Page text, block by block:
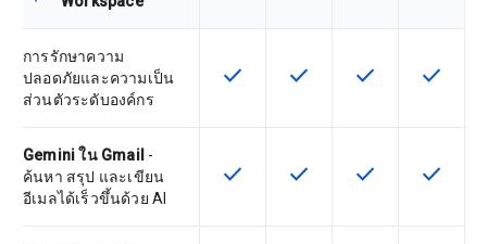
การรักษาความ
ปลอดภัยและความเป็น
ส่วนตัวระดับองค์กร
ฟีเจอร์นี้ใช้ได้กับ SKU
check ฟีเจอร์นี้ใช้ได้กับ SKU
check ฟีเจอร์นี้ใช้ได้กับ
check ฟีเจอร์นี้
check
Gemini ใน Gmail -
ค้นหา สรุป และเขียน
อีเมลได้เร็วขึ้นด้วย AI
ฟีเจอร์นี้ใช้ได้กับ SKU
check ฟีเจอร์นี้ใช้ได้กับ SKU
check ฟีเจอร์นี้ใช้ได้กับ
check ฟีเจอร์นี้
check